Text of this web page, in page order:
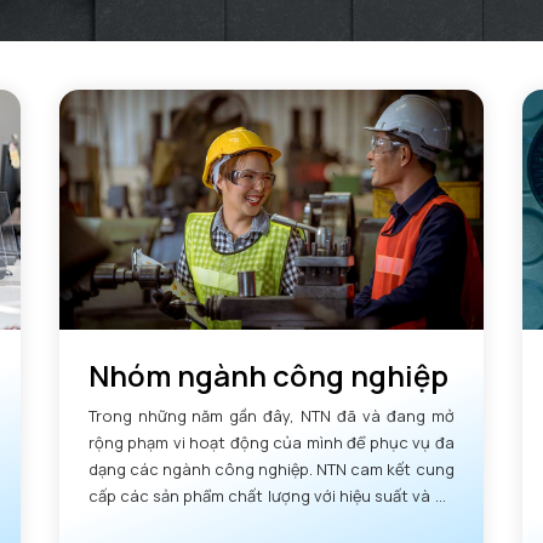
Nhóm ngành công nghiệp
Trong những năm gần đây, NTN đã và đang mở
rộng phạm vi hoạt động của mình để phục vụ đa
dạng các ngành công nghiệp. NTN cam kết cung
cấp các sản phẩm chất lượng với hiệu suất và độ